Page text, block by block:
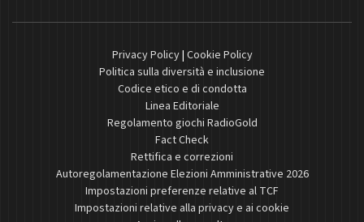
Privacy Policy| Cookie Policy
Politica sulla diversità e inclusione
Codice etico e di condotta
Linea Editoriale
Regolamento giochi RadioGold
Fact Check
Rettifica e correzioni
Autoregolamentazione Elezioni Amministrative 2026
Impostazioni preferenze relative al TCF
Impostazioni relative alla privacy e ai cookie